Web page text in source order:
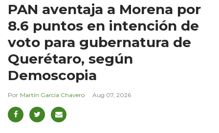
PAN aventaja a Morena por
8.6 puntos en intención de
voto para gubernatura de
Querétaro, según
Demoscopia
Martín García Chavero Aug 07, 2026